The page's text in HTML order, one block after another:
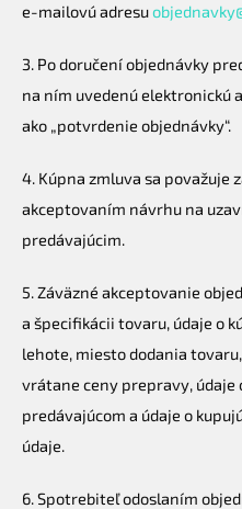
e-mailovú adresu
3. Po doručení objednávky
na ním uvedenú elektronickú
ako „potvrdenie objednávky“.
4. Kúpna zmluva sa považuje
akceptovaním návrhu na
predávajúcim.
5. Záväzné akceptovanie
a špecifikácii tovaru, údaje o
lehote, miesto dodania
vrátane ceny prepravy, údaje
predávajúcom a údaje o
údaje.
6. Spotrebiteľ odoslaním